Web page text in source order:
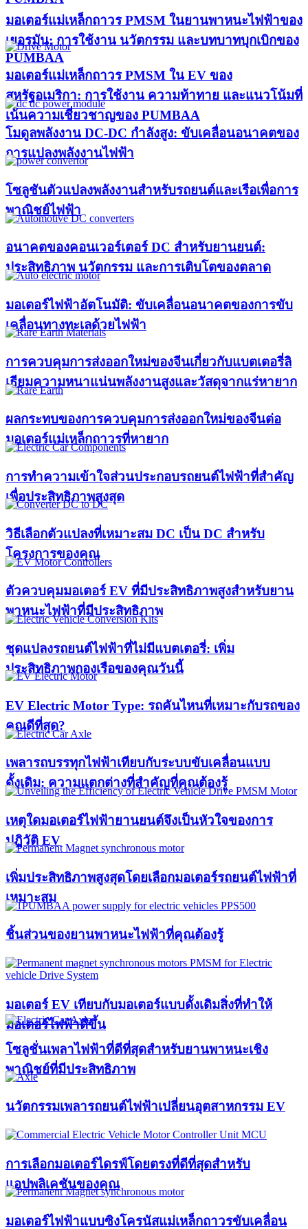
มอเตอร์แม่เหล็กถาวร PMSM ในยานพาหนะไฟฟ้าของ
เยอรมัน: การใช้งาน นวัตกรรม และบทบาทบุกเบิกของ
PUMBAA​
มอเตอร์แม่เหล็กถาวร PMSM ใน EV ของ
สหรัฐอเมริกา: การใช้งาน ความท้าทาย และแนวโน้มที่
เน้นความเชี่ยวชาญของ PUMBAA​
โมดูลพลังงาน DC-DC กำลังสูง: ขับเคลื่อนอนาคตของ
การแปลงพลังงานไฟฟ้า
โซลูชันตัวแปลงพลังงานสำหรับรถยนต์และเรือเพื่อการ
พาณิชย์ไฟฟ้า
อนาคตของคอนเวอร์เตอร์ DC สำหรับยานยนต์:
ประสิทธิภาพ นวัตกรรม และการเติบโตของตลาด
มอเตอร์ไฟฟ้าอัตโนมัติ: ขับเคลื่อนอนาคตของการขับ
เคลื่อนทางทะเลด้วยไฟฟ้า
การควบคุมการส่งออกใหม่ของจีนเกี่ยวกับแบตเตอรี่ลิ
เธียมความหนาแน่นพลังงานสูงและวัสดุจากแร่หายาก
ผลกระทบของการควบคุมการส่งออกใหม่ของจีนต่อ
มอเตอร์แม่เหล็กถาวรที่หายาก
การทำความเข้าใจส่วนประกอบรถยนต์ไฟฟ้าที่สำคัญ
เพื่อประสิทธิภาพสูงสุด
วิธีเลือกตัวแปลงที่เหมาะสม DC เป็น DC สำหรับ
โครงการของคุณ
ตัวควบคุมมอเตอร์ EV ที่มีประสิทธิภาพสูงสำหรับยาน
พาหนะไฟฟ้าที่มีประสิทธิภาพ
ชุดแปลงรถยนต์ไฟฟ้าที่ไม่มีแบตเตอรี่: เพิ่ม
ประสิทธิภาพกองเรือของคุณวันนี้
EV Electric Motor Type: รถคันไหนที่เหมาะกับรถของ
คุณดีที่สุด?
เพลารถบรรทุกไฟฟ้าเทียบกับระบบขับเคลื่อนแบบ
ดั้งเดิม: ความแตกต่างที่สำคัญที่คุณต้องรู้
เหตุใดมอเตอร์ไฟฟ้ายานยนต์จึงเป็นหัวใจของการ
ปฏิวัติ EV
เพิ่มประสิทธิภาพสูงสุดโดยเลือกมอเตอร์รถยนต์ไฟฟ้าที่
เหมาะสม
ชิ้นส่วนของยานพาหนะไฟฟ้าที่คุณต้องรู้
มอเตอร์ EV เทียบกับมอเตอร์แบบดั้งเดิมสิ่งที่ทำให้
มอเตอร์ไฟฟ้าดีขึ้น
โซลูชั่นเพลาไฟฟ้าที่ดีที่สุดสำหรับยานพาหนะเชิง
พาณิชย์ที่มีประสิทธิภาพ
นวัตกรรมเพลารถยนต์ไฟฟ้าเปลี่ยนอุตสาหกรรม EV
การเลือกมอเตอร์ไดรฟ์โดยตรงที่ดีที่สุดสำหรับ
แอปพลิเคชันของคุณ
มอเตอร์ไฟฟ้าแบบซิงโครนัสแม่เหล็กถาวรขับเคลื่อน